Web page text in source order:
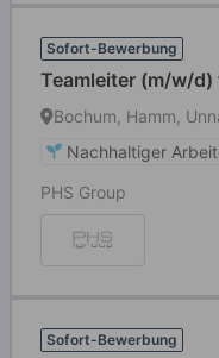
Sofort-Bewerbung
Teamleiter (m/w/
Bochum, Hamm,
Nachhaltiger
PHS Group
Sofort-Bewerbung